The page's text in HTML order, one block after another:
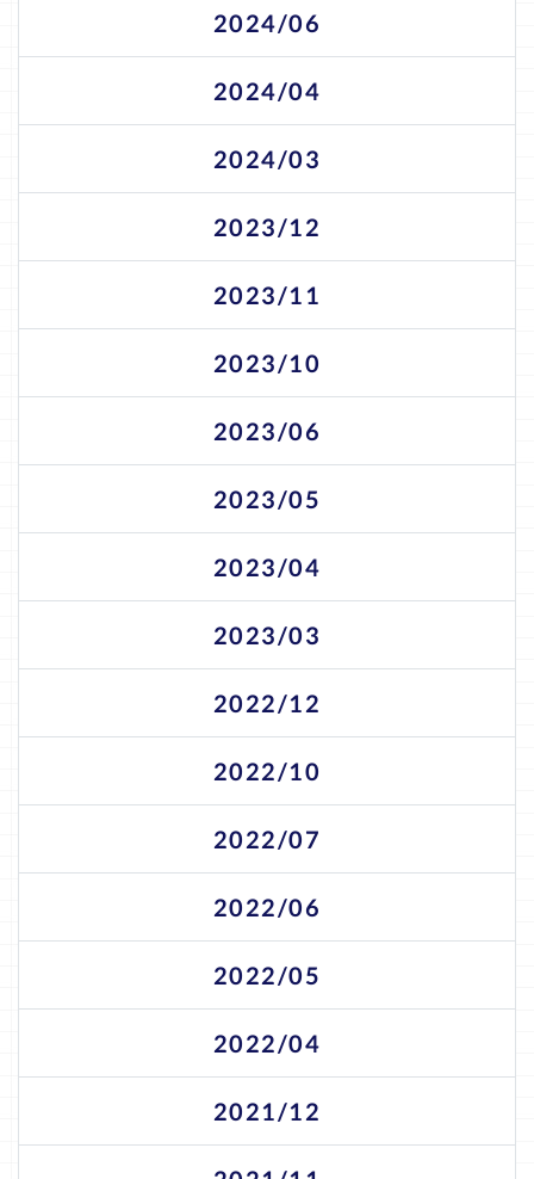
2024/06
2024/04
2024/03
2023/12
2023/11
2023/10
2023/06
2023/05
2023/04
2023/03
2022/12
2022/10
2022/07
2022/06
2022/05
2022/04
2021/12